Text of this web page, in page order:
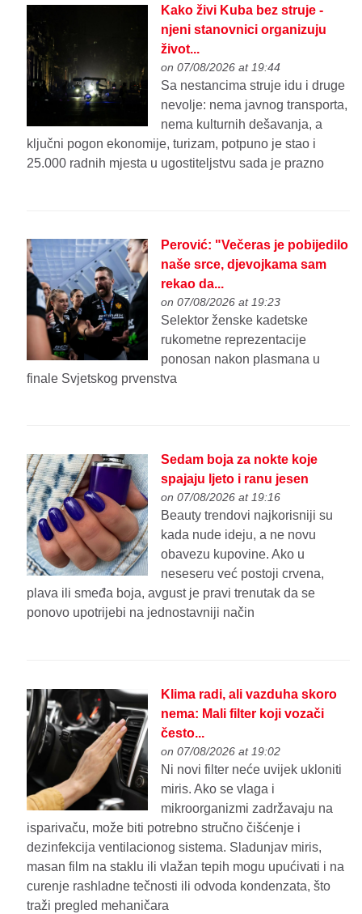
Kako živi Kuba bez struje -
njeni stanovnici organizuju
život...
on 07/08/2026 at 19:44
Sa nestancima struje idu i druge
nevolje: nema javnog transporta,
nema kulturnih dešavanja, a
ključni pogon ekonomije, turizam, potpuno je stao i
25.000 radnih mjesta u ugostiteljstvu sada je prazno
Perović: "Večeras je pobijedilo
naše srce, djevojkama sam
rekao da...
on 07/08/2026 at 19:23
Selektor ženske kadetske
rukometne reprezentacije
ponosan nakon plasmana u
finale Svjetskog prvenstva
Sedam boja za nokte koje
spajaju ljeto i ranu jesen
on 07/08/2026 at 19:16
Beauty trendovi najkorisniji su
kada nude ideju, a ne novu
obavezu kupovine. Ako u
neseseru već postoji crvena,
plava ili smeđa boja, avgust je pravi trenutak da se
ponovo upotrijebi na jednostavniji način
Klima radi, ali vazduha skoro
nema: Mali filter koji vozači
često...
on 07/08/2026 at 19:02
Ni novi filter neće uvijek ukloniti
miris. Ako se vlaga i
mikroorganizmi zadržavaju na
isparivaču, može biti potrebno stručno čišćenje i
dezinfekcija ventilacionog sistema. Sladunjav miris,
masan film na staklu ili vlažan tepih mogu upućivati i na
curenje rashladne tečnosti ili odvoda kondenzata, što
traži pregled mehaničara